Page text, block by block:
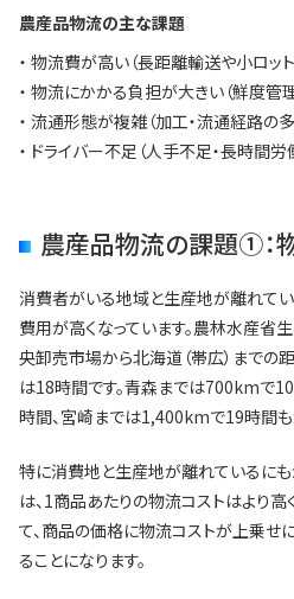
農産品物流の主な課題
・ 物流費が高い（長距離輸送や小ロッ
・ 物流にかかる負担が大きい（鮮度管
・ 流通形態が複雑（加工・流通経路の多
・ ドライバー不足（人手不足・長時間労
農産品物流の課題①：
消費者がいる地域と生産地が離れて
費用が高くなっています。農林水産省
央卸売市場から北海道（帯広）まで
は18時間です。青森までは700kmで
時間、宮崎までは1,400kmで19時間も
特に消費地と生産地が離れているに
は、1商品あたりの物流コストはより高
て、商品の価格に物流コストが上乗
ることになります。